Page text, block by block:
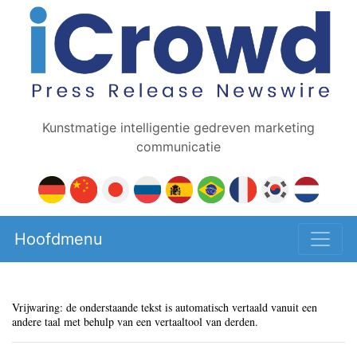
Kunstmatige intelligentie gedreven marketing
communicatie
Hoofdmenu
Vrijwaring: de onderstaande tekst is automatisch vertaald vanuit een
andere taal met behulp van een vertaaltool van derden.